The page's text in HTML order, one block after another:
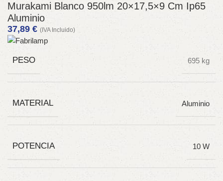
Murakami Blanco 950lm 20×17,5×9 Cm Ip65
Aluminio
37,89 € (IVA Incluido)
PESO 695 kg
MATERIAL Aluminio
POTENCIA 10 W